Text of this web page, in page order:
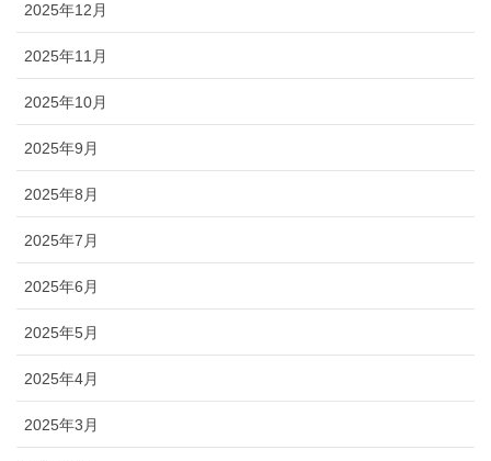
2025年12月
2025年11月
2025年10月
2025年9月
2025年8月
2025年7月
2025年6月
2025年5月
2025年4月
2025年3月